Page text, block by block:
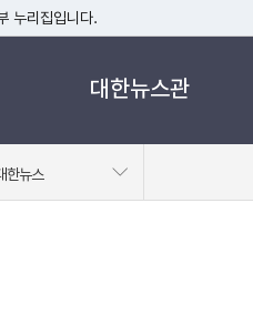
누리집입니다.
민국 정부기관이 관리하는 누리집입니
대한뉴스관
한뉴스